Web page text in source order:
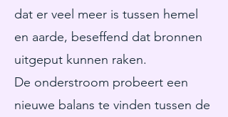
dat er veel meer is tussen hemel
en aarde, beseffend dat bronnen
uitgeput kunnen raken.
De onderstroom probeert een
nieuwe balans te vinden tussen de